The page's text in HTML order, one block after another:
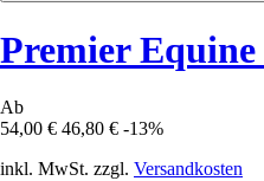
Premier Equine
Ab
54,00 € 46,80 € -13%
inkl. MwSt. zzgl. Versandkosten